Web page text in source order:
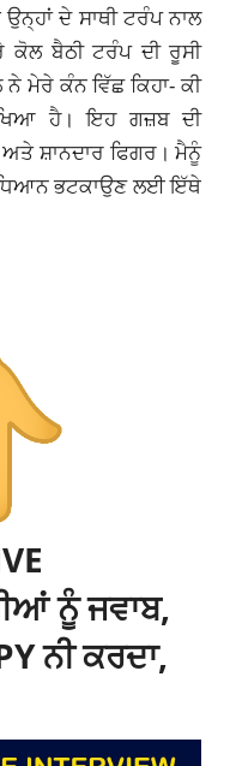
ਦੇ ਸਾਥੀ ਟਰੰਪ ਨਾਲ
ਬੈਠੀ ਟਰੰਪ ਦੀ ਰੂਸੀ
ਨੇ ਮੇਰੇ ਕੰਨ ਵਿੱਛ ਕਿਹਾ- ਕੀ
ਹੈ। ਇਹ ਗਜ਼ਬ ਦੀ
ਸ਼ਾਨਦਾਰ ਫਿਗਰ। ਮੈਨੂੰ
ਧਿਆਨ ਭਟਕਾਉਣ ਲਈ ਇੱਥੇ
ਨੂੰ ਜਵਾਬ,
ਨੀ ਕਰਦਾ,